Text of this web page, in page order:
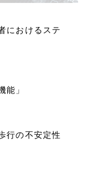
におけるステ
能」
行の不安定性